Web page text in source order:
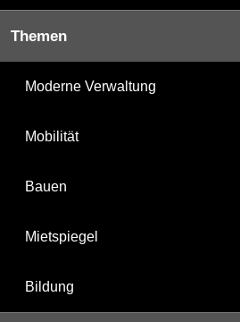
Themen
Moderne Verwaltung
Mobilität
Bauen
Mietspiegel
Bildung